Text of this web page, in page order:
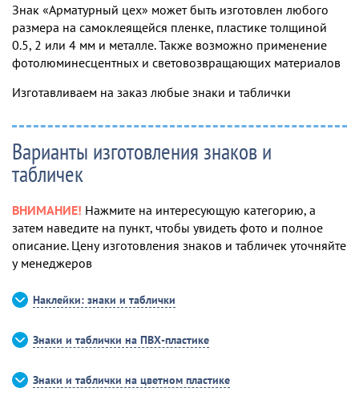
Знак «Арматурный цех» может быть изготовлен любого
размера на самоклеящейся пленке, пластике толщиной
0.5, 2 или 4 мм и металле. Также возможно применение
фотолюминесцентных и световозвращающих материалов
Изготавливаем на заказ любые знаки и таблички
Варианты изготовления знаков и
табличек
ВНИМАНИЕ! Нажмите на интересующую категорию, а
затем наведите на пункт, чтобы увидеть фото и полное
описание. Цену изготовления знаков и табличек уточняйте
у менеджеров
Наклейки: знаки и таблички
Знаки и таблички на ПВХ-пластике
Знаки и таблички на цветном пластике